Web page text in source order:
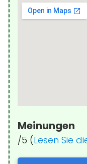
Meinungen
/5 (Lesen Sie